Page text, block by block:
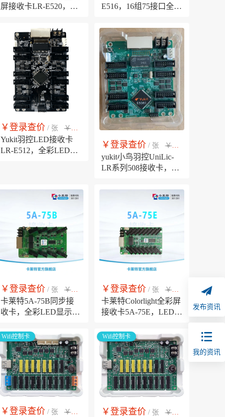
发布资讯
我的资讯
屏接收卡LR-E520，标
RGB独立gamma校正，
支持逐点校正，支持亮
暗线修正，支持预存画
面，支持mapping
E516，16组75接口全彩
步系统控制卡
￥登录查价 / 张 ￥市场销售价
Yukit羽控LED接收卡
LR-E512，全彩LED显
￥登录查价 / 张 ￥市场销售价
yukit小鸟羽控UniLic-
LR系列508接收卡，
8个标准HUB75E接口
￥登录查价 / 张 ￥市场销售价
卡莱特5A-75B同步接
收卡，全彩LED显示屏
持异形带载，逐点校正
￥登录查价 / 张 ￥市场销售价
卡莱特Colorlight全彩屏
接收卡5A-75E，LED显
制卡，高效稳定全彩显
示解决方案
￥登录查价 / 张 ￥市场销售价
Wifi控制卡
￥登录查价 / 张 ￥市场销售价
Wifi控制卡